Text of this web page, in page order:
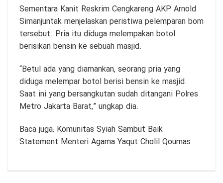
Sementara Kanit Reskrim Cengkareng AKP Arnold
Simanjuntak menjelaskan peristiwa pelemparan bom
tersebut. Pria itu diduga melempakan botol
berisikan bensin ke sebuah masjid.
“Betul ada yang diamankan, seorang pria yang
diduga melempar botol berisi bensin ke masjid.
Saat ini yang bersangkutan sudah ditangani Polres
Metro Jakarta Barat,” ungkap dia.
Baca juga: Komunitas Syiah Sambut Baik
Statement Menteri Agama Yaqut Cholil Qoumas